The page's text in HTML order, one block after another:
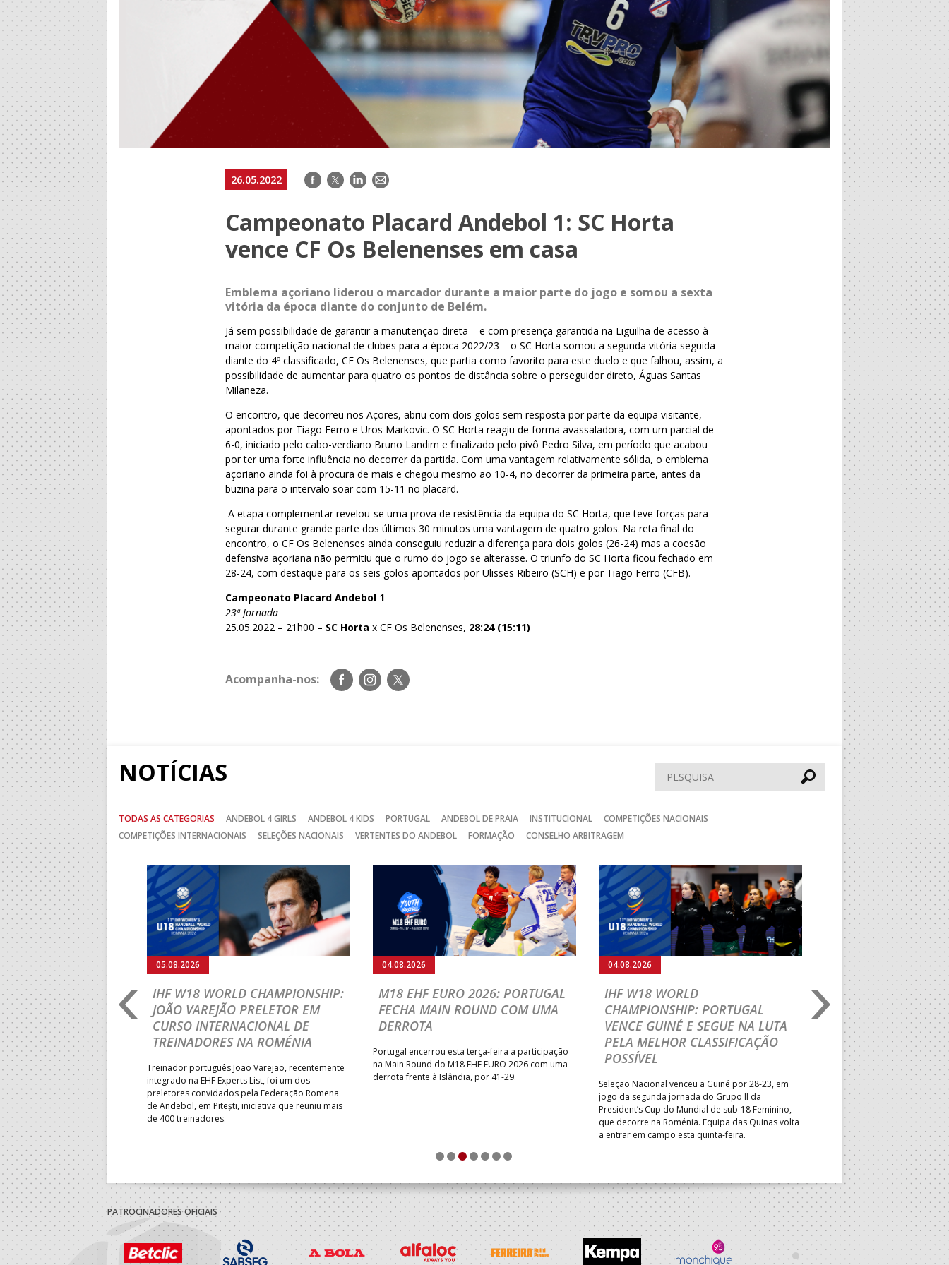
26.05.2022 Facebook
TwitterLinkedIn
E-
Campeonato Placard Andebol 1: SC Horta
vence CF Os Belenenses em casa
Emblema açoriano liderou o marcador durante a maior parte do jogo e somou a sexta
vitória da época diante do conjunto de Belém.
Já sem possibilidade de garantir a manutenção direta – e com presença garantida na Liguilha de acesso à
maior competição nacional de clubes para a época 2022/23 – o SC Horta somou a segunda vitória seguida
diante do 4º classificado, CF Os Belenenses, que partia como favorito para este duelo e que falhou, assim, a
possibilidade de aumentar para quatro os pontos de distância sobre o perseguidor direto, Águas Santas
Milaneza.
O encontro, que decorreu nos Açores, abriu com dois golos sem resposta por parte da equipa visitante,
apontados por Tiago Ferro e Uros Markovic. O SC Horta reagiu de forma avassaladora, com um parcial de
6-0, iniciado pelo cabo-verdiano Bruno Landim e finalizado pelo pivô Pedro Silva, em período que acabou
por ter uma forte influência no decorrer da partida. Com uma vantagem relativamente sólida, o emblema
açoriano ainda foi à procura de mais e chegou mesmo ao 10-4, no decorrer da primeira parte, antes da
buzina para o intervalo soar com 15-11 no placard.
A etapa complementar revelou-se uma prova de resistência da equipa do SC Horta, que teve forças para
segurar durante grande parte dos últimos 30 minutos uma vantagem de quatro golos. Na reta final do
encontro, o CF Os Belenenses ainda conseguiu reduzir a diferença para dois golos (26-24) mas a coesão
defensiva açoriana não permitiu que o rumo do jogo se alterasse. O triunfo do SC Horta ficou fechado em
28-24, com destaque para os seis golos apontados por Ulisses Ribeiro (SCH) e por Tiago Ferro (CFB).
Campeonato Placard Andebol 1
23ª Jornada
25.05.2022 – 21h00 – SC Horta x CF Os Belenenses, 28:24 (15:11)
Acompanha-nos:
Siga-
nos
Siga-
nos
Siga-
nos
NOTÍCIAS Pesquisar
TODAS AS CATEGORIAS ANDEBOL 4 GIRLS ANDEBOL 4 KIDS PORTUGAL ANDEBOL DE PRAIA INSTITUCIONAL
COMPETIÇÕES NACIONAIS
COMPETIÇÕES INTERNACIONAIS
SELEÇÕES NACIONAIS VERTENTES DO ANDEBOL FORMAÇÃO CONSELHO ARBITRAGEM
CHAMPIONSHIP:
FASE A
CUP
na fase de grupos da
mede forças com o
no primeiro embate dos
entre o 17.º e 32.º lugare do
sub-18 Feminino.
05.08.2026
IHF W18 WORLD CHAMPIONSHIP:
JOÃO VAREJÃO PRELETOR EM
CURSO INTERNACIONAL DE
TREINADORES NA ROMÉNIA
Treinador português João Varejão, recentemente
integrado na EHF Experts List, foi um dos
preletores convidados pela Federação Romena
de Andebol, em Pitești, iniciativa que reuniu mais
de 400 treinadores.
04.08.2026
M18 EHF EURO 2026: PORTUGAL
FECHA MAIN ROUND COM UMA
DERROTA
Portugal encerrou esta terça-feira a participação
na Main Round do M18 EHF EURO 2026 com uma
derrota frente à Islândia, por 41-29.
04.08.2026
IHF W18 WORLD
CHAMPIONSHIP: PORTUGAL
VENCE GUINÉ E SEGUE NA LUTA
PELA MELHOR CLASSIFICAÇÃO
POSSÍVEL
Seleção Nacional venceu a Guiné por 28-23, em
jogo da segunda jornada do Grupo II da
President’s Cup do Mundial de sub-18 Feminino,
que decorre na Roménia. Equipa das Quinas volta
a entrar em campo esta quinta-feira.
03.08.2026
M18 EHF EURO
CEDE DIANTE DA
MAIN ROUND
Segunda parte dominada
derrota portuguesa por 35-
Grupo II da Main Round do
Masculino, em Belgrado.
a entrar em campo esta
horas.
Anterior Seguinte
1 2 3 4 5 6 7
PATROCINADORES OFICIAIS